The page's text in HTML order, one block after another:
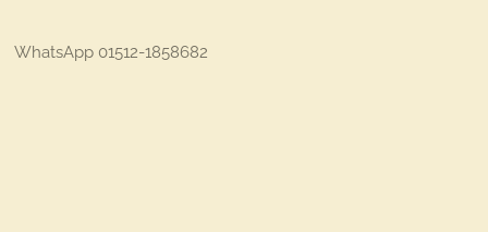
WhatsApp 01512-1858682